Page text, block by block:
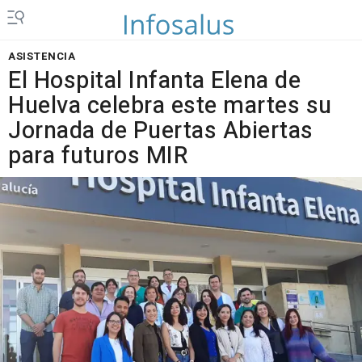
ASISTENCIA
El Hospital Infanta Elena de
Huelva celebra este martes su
Jornada de Puertas Abiertas
para futuros MIR